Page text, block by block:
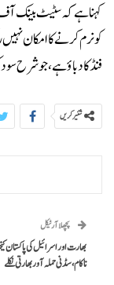
کہنا ہے کہ سٹیٹ بینک آف
کو نرم کرنے کا امکان
فنڈ کا دباؤ ہے، جو شرح
شئیر کریں
پچھلا آرٹیکل
بھارت اور اسرائیل کی
ناکام، سڈنی حملہ آور بھارتی نکلے